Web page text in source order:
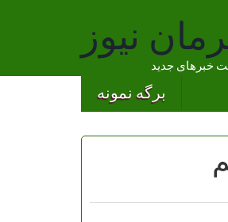
نیوز
خبرهای جدید
برگه نمونه